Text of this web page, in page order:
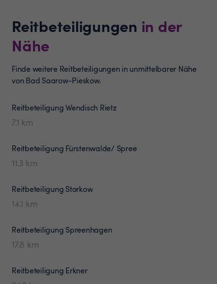
Reitbeteiligungen in der
Nähe
Finde weitere Reitbeteiligungen in unmittelbarer Nähe
von Bad Saarow-Pieskow.
ReitbeteiligungWendisch Rietz
7.1 km
Reitbeteiligung Fürstenwalde/ Spree
11.3 km
Reitbeteiligung Storkow
14.1 km
Reitbeteiligung Spreenhagen
17.8 km
Reitbeteiligung Erkner